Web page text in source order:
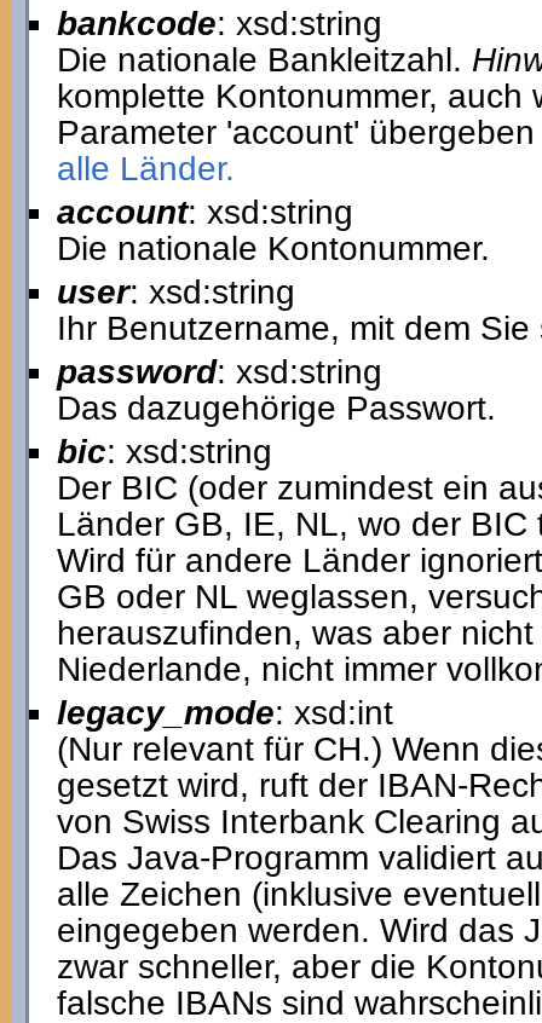
bankcode: xsd:string
Die nationale Bankleitzahl.
komplette Kontonummer,
Parameter 'account'
alle Länder.
account: xsd:string
Die nationale Kontonummer.
user: xsd:string
Ihr Benutzername, mit dem
password: xsd:string
Das dazugehörige Passwort.
bic: xsd:string
Der BIC (oder zumindest ein
Länder GB, IE, NL, wo der
Wird für andere Länder
GB oder NL weglassen,
herauszufinden, was aber
Niederlande, nicht immer
legacy_mode: xsd:int
(Nur relevant für CH.) Wenn
gesetzt wird, ruft der IBAN-
von Swiss Interbank Clearing
Das Java-Programm validiert
alle Zeichen (inklusive
eingegeben werden. Wird das
zwar schneller, aber die
falsche IBANs sind